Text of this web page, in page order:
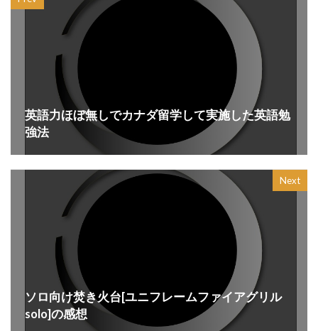
英語力ほぼ無しでカナダ留学して実施した英語勉
強法
Next
ソロ向け焚き火台[ユニフレームファイアグリル
solo]の感想